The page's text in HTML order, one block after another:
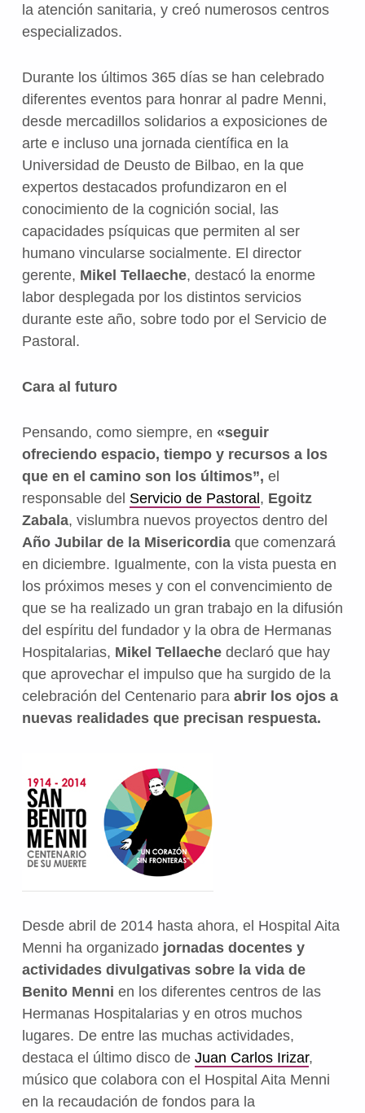
la atención sanitaria, y creó numerosos centros
especializados.
Durante los últimos 365 días se han celebrado
diferentes eventos para honrar al padre Menni,
desde mercadillos solidarios a exposiciones de
arte e incluso una jornada científica en la
Universidad de Deusto de Bilbao, en la que
expertos destacados profundizaron en el
conocimiento de la cognición social, las
capacidades psíquicas que permiten al ser
humano vincularse socialmente. El director
gerente, Mikel Tellaeche, destacó la enorme
labor desplegada por los distintos servicios
durante este año, sobre todo por el Servicio de
Pastoral.
Cara al futuro
Pensando, como siempre, en «seguir
ofreciendo espacio, tiempo y recursos a los
que en el camino son los últimos”, el
responsable del Servicio de Pastoral , Egoitz
Zabala, vislumbra nuevos proyectos dentro del
Año Jubilar de la Misericordia que comenzará
en diciembre. Igualmente, con la vista puesta en
los próximos meses y con el convencimiento de
que se ha realizado un gran trabajo en la difusión
del espíritu del fundador y la obra de Hermanas
Hospitalarias, Mikel Tellaechedeclaró que hay
que aprovechar el impulso que ha surgido de la
celebración del Centenario para abrir los ojos a
nuevas realidades que precisan respuesta.
Desde abril de 2014 hasta ahora, el Hospital Aita
Menni ha organizado jornadas docentes y
actividades divulgativas sobre la vida de
Benito Menni en los diferentes centros de las
Hermanas Hospitalarias y en otros muchos
lugares. De entre las muchas actividades,
destaca el último disco de Juan Carlos Irizar,
músico que colabora con el Hospital Aita Menni
en la recaudación de fondos para la